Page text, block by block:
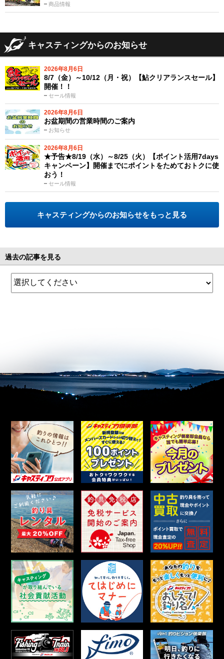
商品情報
キャスティングからのお知らせ
2026年8月6日
セール情報
8/7（金）～10/12（月・祝）【鮎クリアランスセール】
開催！！
2026年8月6日
お知らせ
お盆期間の営業時間のご案内
2026年8月6日
セール情報
★予告★8/19（水）～8/25（火）【ポイント活用7days
キャンペーン】開催までにポイントをためておトクに使
おう！
キャスティングからのお知らせをもっと見る
過去の記事を見る